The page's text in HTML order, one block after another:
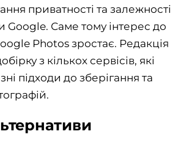
приватності та залежності
Google. Саме тому інтерес до
Photos зростає. Редакція
з кількох сервісів, які
підходи до зберігання та